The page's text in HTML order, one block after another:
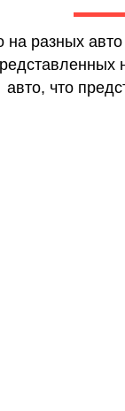
на разных
авто, что